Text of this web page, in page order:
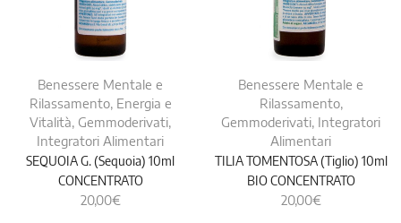
Benessere Mentale e
Rilassamento, Energia e
Vitalità, Gemmoderivati,
Integratori Alimentari
SEQUOIA G. (Sequoia) 10ml
CONCENTRATO
20,00€
Benessere Mentale e
Rilassamento,
Gemmoderivati, Integratori
Alimentari
TILIA TOMENTOSA (Tiglio) 10ml
BIO CONCENTRATO
20,00€